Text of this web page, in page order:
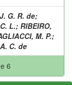
G. R. de;
L.; RIBEIRO,
M. P.;
C. de
6